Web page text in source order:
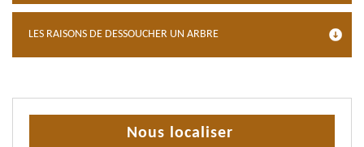
LES RAISONS DE DESSOUCHER UN ARBRE
Nous localiser